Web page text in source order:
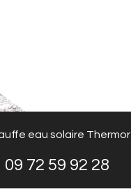
eau solaire Thermor
09 72 59 92 28